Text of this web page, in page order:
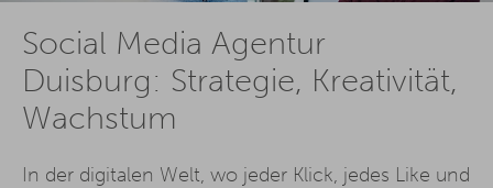
Social Media Agentur
Duisburg: Strategie, Kreativität,
Wachstum
In der digitalen Welt, wo jeder Klick, jedes Like und